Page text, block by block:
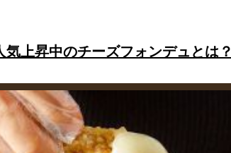
上昇中のチーズフォンデュとは？